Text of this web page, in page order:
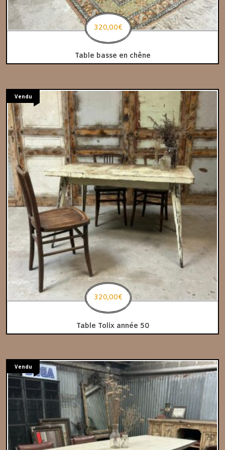
Table basse en chêne
320,00€
Vendu
Table Tolix année 50
320,00€
Vendu